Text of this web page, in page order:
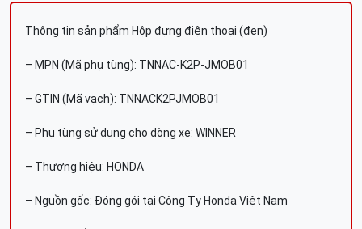
Thông tin sản phẩm Hộp đựng điện thoại (đen)
– MPN (Mã phụ tùng): TNNAC-K2P-JMOB01
– GTIN (Mã vạch): TNNACK2PJMOB01
– Phụ tùng sử dụng cho dòng xe: WINNER
– Thương hiệu: HONDA
– Nguồn gốc: Đóng gói tại Công Ty Honda Việt Nam